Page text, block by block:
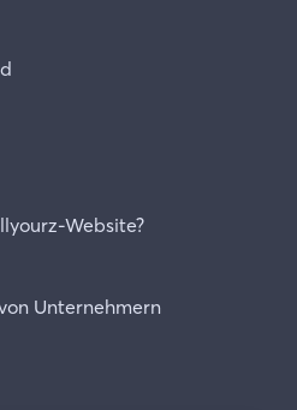
Website?
Unternehmern